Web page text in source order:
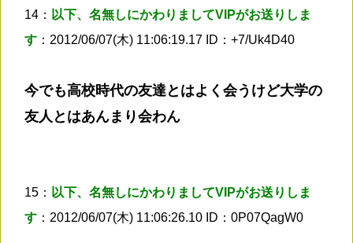
14： 以下、名無しにかわりましてVIPがお送りしま
す ：2012/06/07(木) 11:06:19.17 ID：+7/Uk4D40
今でも高校時代の友達とはよく会うけど大学の
友人とはあんまり会わん
15： 以下、名無しにかわりましてVIPがお送りしま
す ：2012/06/07(木) 11:06:26.10 ID：0P07QagW0